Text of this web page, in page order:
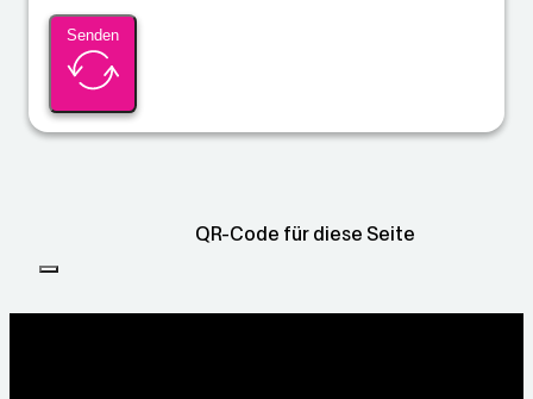
Senden
QR-Code für diese Seite